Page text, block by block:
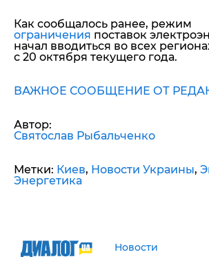
Как сообщалось ранее, режим
ограничения поставок
начал вводиться во всех
с 20 октября текущего года.
ВАЖНОЕ СООБЩЕНИЕ ОТ
Автор:
Святослав Рыбальченко
Метки: Киев, Новости Украины,
Энергетика
Новости